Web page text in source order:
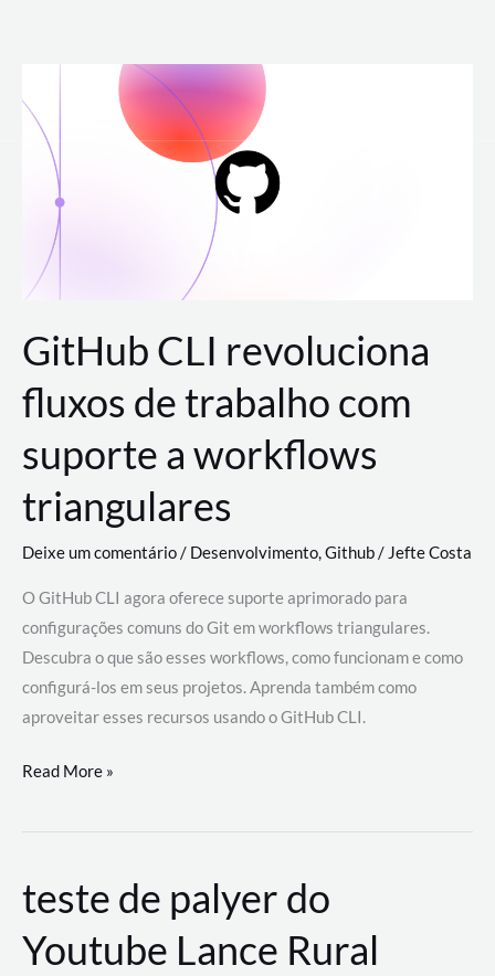
para
conteúdo
GitHub CLI revoluciona
fluxos de trabalho com
suporte a workflows
triangulares
Deixe um comentário/ Desenvolvimento,Github/ Jefte Costa
O GitHub CLI agora oferece suporte aprimorado para
configurações comuns do Git em workflows triangulares.
Descubra o que são esses workflows, como funcionam e como
configurá-los em seus projetos. Aprenda também como
aproveitar esses recursos usando o GitHub CLI.
GitHub
revoluciona
de
trabalho
com
Read More »
teste de palyer do
Youtube Lance Rural